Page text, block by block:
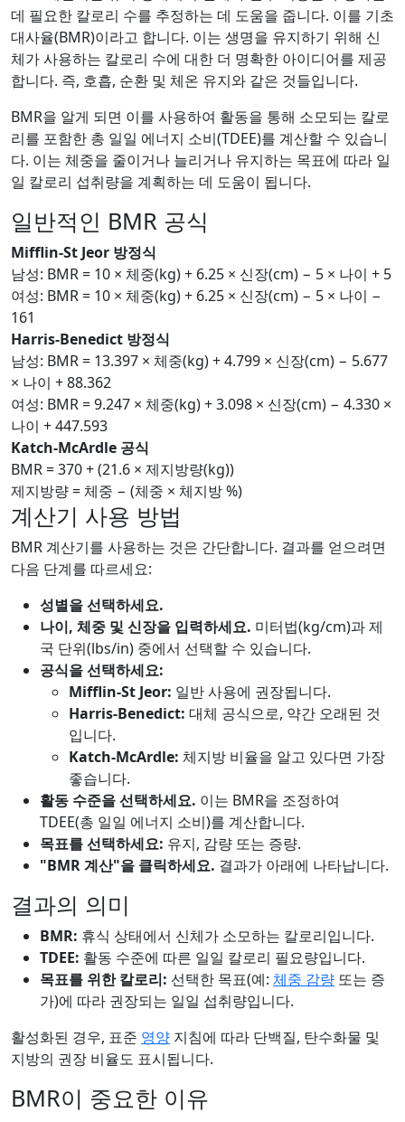
데 필요한 칼로리 수를 추정하는 데 도움을 줍니다. 이를 기초
대사율(BMR)이라고 합니다. 이는 생명을 유지하기 위해 신
체가 사용하는 칼로리 수에 대한 더 명확한 아이디어를 제공
합니다. 즉, 호흡, 순환 및 체온 유지와 같은 것들입니다.
BMR을 알게 되면 이를 사용하여 활동을 통해 소모되는 칼로
리를 포함한 총 일일 에너지 소비(TDEE)를 계산할 수 있습니
다. 이는 체중을 줄이거나 늘리거나 유지하는 목표에 따라 일
일 칼로리 섭취량을 계획하는 데 도움이 됩니다.
일반적인 BMR 공식
Mifflin-St Jeor 방정식
남성: BMR = 10 × 체중(kg) + 6.25 × 신장(cm) − 5 × 나이 + 5
여성: BMR = 10 × 체중(kg) + 6.25 × 신장(cm) − 5 × 나이 −
161
Harris-Benedict 방정식
남성: BMR = 13.397 × 체중(kg) + 4.799 × 신장(cm) − 5.677
× 나이 + 88.362
여성: BMR = 9.247 × 체중(kg) + 3.098 × 신장(cm) − 4.330 ×
나이 + 447.593
Katch-McArdle 공식
BMR = 370 + (21.6 × 제지방량(kg))
제지방량 = 체중 − (체중 × 체지방 %)
계산기 사용 방법
BMR 계산기를 사용하는 것은 간단합니다. 결과를 얻으려면
다음 단계를 따르세요:
성별을 선택하세요.
나이, 체중 및 신장을 입력하세요. 미터법(kg/cm)과 제
국 단위(lbs/in) 중에서 선택할 수 있습니다.
공식을 선택하세요:
Mifflin-St Jeor: 일반 사용에 권장됩니다.
Harris-Benedict: 대체 공식으로, 약간 오래된 것
입니다.
Katch-McArdle: 체지방 비율을 알고 있다면 가장
좋습니다.
활동 수준을 선택하세요. 이는 BMR을 조정하여
TDEE(총 일일 에너지 소비)를 계산합니다.
목표를 선택하세요: 유지, 감량 또는 증량.
"BMR 계산"을 클릭하세요. 결과가 아래에 나타납니다.
결과의 의미
BMR: 휴식 상태에서 신체가 소모하는 칼로리입니다.
TDEE: 활동 수준에 따른 일일 칼로리 필요량입니다.
목표를 위한 칼로리: 선택한 목표(예: 체중 감량 또는 증
가)에 따라 권장되는 일일 섭취량입니다.
활성화된 경우, 표준 영양 지침에 따라 단백질, 탄수화물 및
지방의 권장 비율도 표시됩니다.
BMR이 중요한 이유